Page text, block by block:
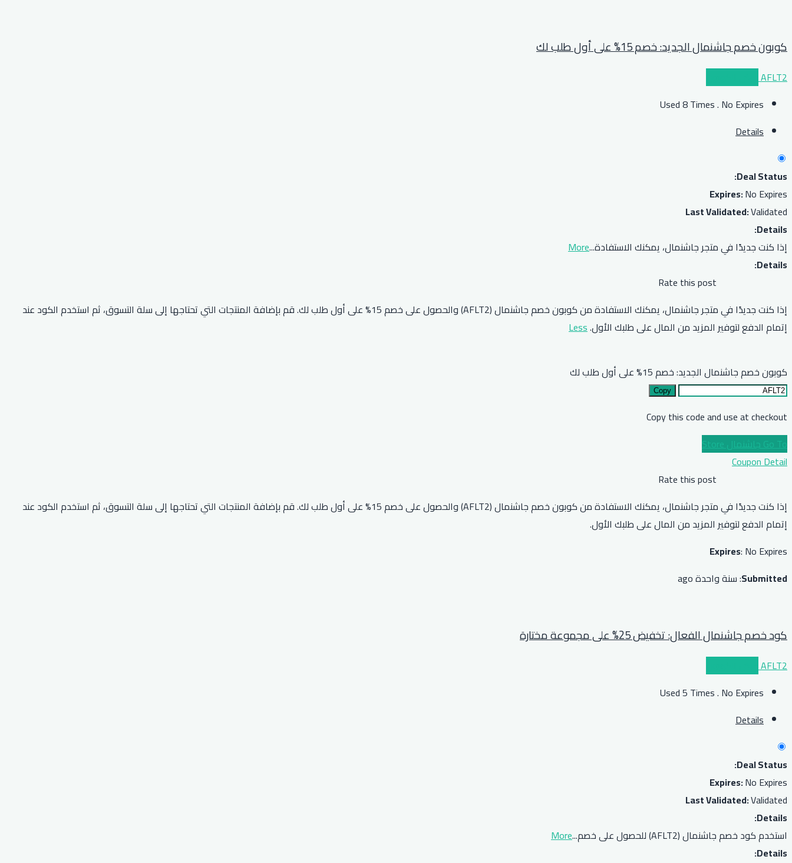
كوبون خصم جاشنمال الجديد: خصم 15% على أول طلب لك
AFLT2
Used 8 Times. No Expires
Details
Deal Status:
Expires:No Expires
Last Validated:Validated
Details:
إذا كنت جديدًا في متجر جاشنمال، يمكنك الاستفادة...
More
Details:
Rate this post
إذا كنت جديدًا في متجر جاشنمال، يمكنك الاستفادة من كوبون خصم جاشنمال (AFLT2) والحصول على خصم 15% على أول طلب لك. قم بإضافة المنتجات التي تحتاجها إلى سلة التسوق، ثم استخدم الكود عند
إتمام الدفع لتوفير المزيد من المال على طلبك الأول.Less
كوبون خصم جاشنمال الجديد: خصم 15% على أول طلب لك
Copy
Copy this code and use at checkout
Go To جاشنمال Store
Coupon Detail
Rate this post
إذا كنت جديدًا في متجر جاشنمال، يمكنك الاستفادة من كوبون خصم جاشنمال (AFLT2) والحصول على خصم 15% على أول طلب لك. قم بإضافة المنتجات التي تحتاجها إلى سلة التسوق، ثم استخدم الكود عند
إتمام الدفع لتوفير المزيد من المال على طلبك الأول.
Expires: No Expires
Submitted: سنة واحدة ago
كود خصم جاشنمال الفعال: تخفيض 25% على مجموعة مختارة
AFLT2
Used 5 Times. No Expires
Details
Deal Status:
Expires:No Expires
Last Validated:Validated
Details:
استخدم كود خصم جاشنمال (AFLT2) للحصول على خصم
...
More
Details: